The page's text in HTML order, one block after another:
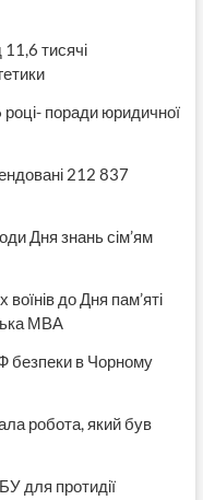
тисячі
поради юридичної
212 837
Дня знань сім’ям
до Дня пам’яті
МВА
безпеки в Чорному
робота, який був
для протидії